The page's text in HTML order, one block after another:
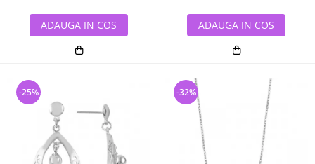
ADAUGA IN COS ADAUGA IN COS
-25% -32%